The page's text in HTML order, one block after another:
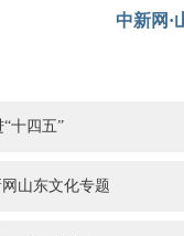
中新网·
十四五”
山东文化专题